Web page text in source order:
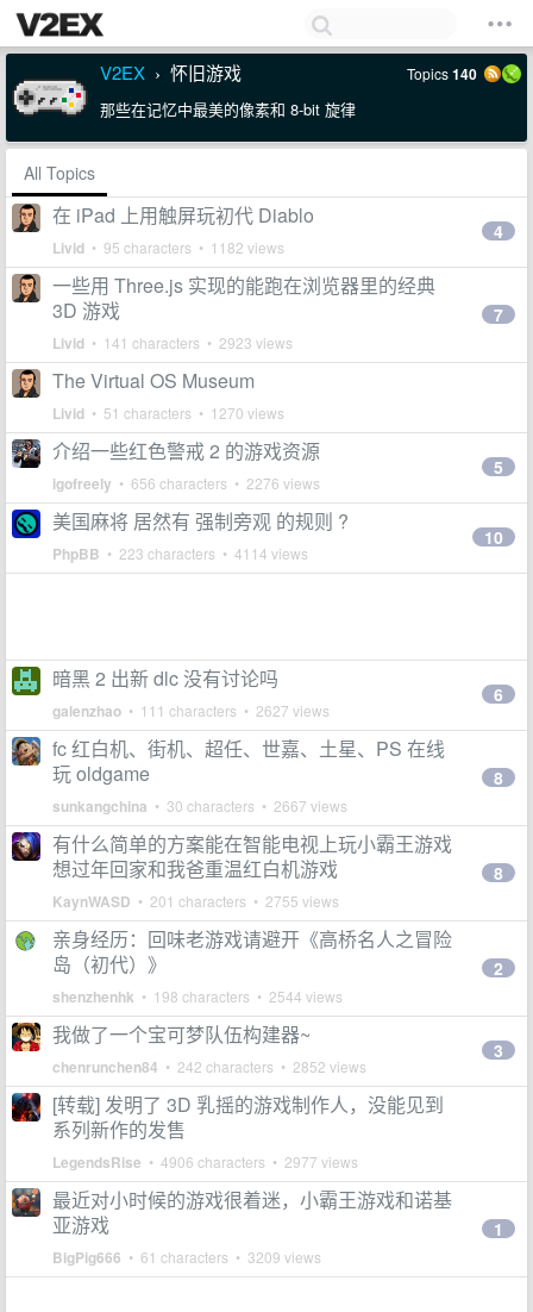
V2EX › 怀旧游戏 Topics140
那些在记忆中最美的像素和 8-bit 旋律
All Topics
在 iPad 上用触屏玩初代 Diablo
Livid • 95 characters • 1182 views
4
一些用 Three.js 实现的能跑在浏览器里的经典
3D 游戏
Livid • 141 characters • 2923 views
7
The Virtual OS Museum
Livid • 51 characters • 1270 views
介绍一些红色警戒 2 的游戏资源
igofreely • 656 characters • 2276 views
5
美国麻将 居然有 强制旁观 的规则 ?
PhpBB • 223 characters • 4114 views
10
暗黑 2 出新 dlc 没有讨论吗
galenzhao • 111 characters • 2627 views
6
fc 红白机、街机、超任、世嘉、土星、PS 在线
玩 oldgame
sunkangchina • 30 characters • 2667 views
8
有什么简单的方案能在智能电视上玩小霸王游戏
想过年回家和我爸重温红白机游戏
KaynWASD • 201 characters • 2755 views
8
亲身经历：回味老游戏请避开《高桥名人之冒险
岛（初代）》
shenzhenhk • 198 characters • 2544 views
2
我做了一个宝可梦队伍构建器~
chenrunchen84 • 242 characters • 2852 views
3
[转载] 发明了 3D 乳摇的游戏制作人，没能见到
系列新作的发售
LegendsRise • 4906 characters • 2977 views
最近对小时候的游戏很着迷，小霸王游戏和诺基
亚游戏
BigPig666 • 61 characters • 3209 views
1